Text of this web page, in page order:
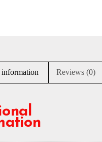
Reviews (0)